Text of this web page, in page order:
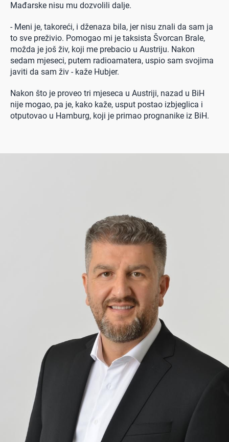
Mađarske nisu mu dozvolili dalje.
- Meni je, takoreći, i dženaza bila, jer nisu znali da sam ja
to sve preživio. Pomogao mi je taksista Švorcan Brale,
možda je još živ, koji me prebacio u Austriju. Nakon
sedam mjeseci, putem radioamatera, uspio sam svojima
javiti da sam živ - kaže Hubjer.
Nakon što je proveo tri mjeseca u Austriji, nazad u BiH
nije mogao, pa je, kako kaže, usput postao izbjeglica i
otputovao u Hamburg, koji je primao prognanike iz BiH.